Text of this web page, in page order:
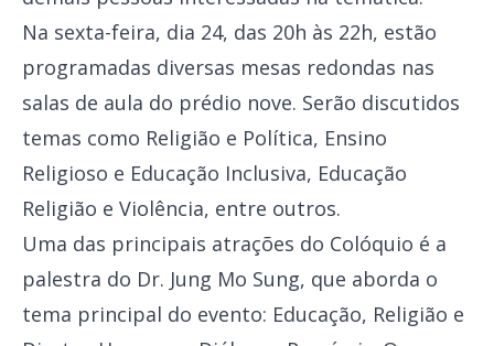
Na sexta-feira, dia 24, das 20h às 22h, estão
programadas diversas mesas redondas nas
salas de aula do prédio nove. Serão discutidos
temas como Religião e Política, Ensino
Religioso e Educação Inclusiva, Educação
Religião e Violência, entre outros.
Uma das principais atrações do Colóquio é a
palestra do Dr. Jung Mo Sung, que aborda o
tema principal do evento: Educação, Religião e